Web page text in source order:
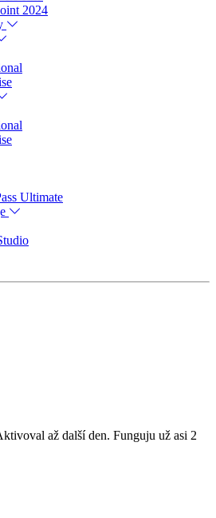
2024
Ultimate
až další den. Funguju už asi 2